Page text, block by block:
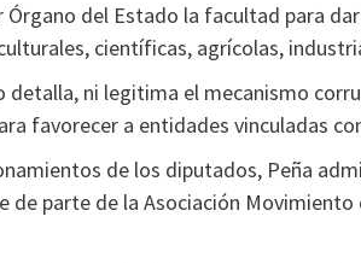
Órgano del Estado la facultad para
científicas, agrícolas,
detalla, ni legitima el mecanismo
favorecer a entidades vinculadas
de los diputados, Peña
de parte de la Asociación